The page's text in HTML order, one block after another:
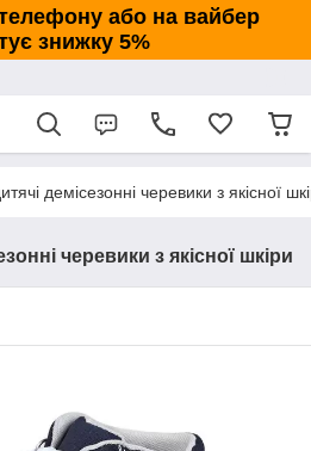
або на вайбер
знижку 5%
демісезонні черевики з якісної
черевики з якісної шкіри